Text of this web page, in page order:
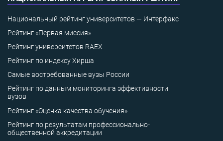
Национальный рейтинг университетов — Интерфакс
Рейтинг «Первая миссия»
Рейтинг университетов RAEX
Рейтинг по индексу Хирша
Самые востребованные вузы России
Рейтинг по данным мониторинга эффективности
вузов
Рейтинг «Оценка качества обучения»
Рейтинг по результатам профессионально-
общественной аккредитации